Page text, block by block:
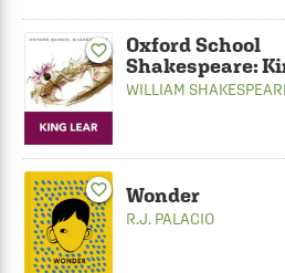
favorite_border
Oxford School
Shakespeare:
WILLIAM
favorite_border Wonder
R.J. PALACIO